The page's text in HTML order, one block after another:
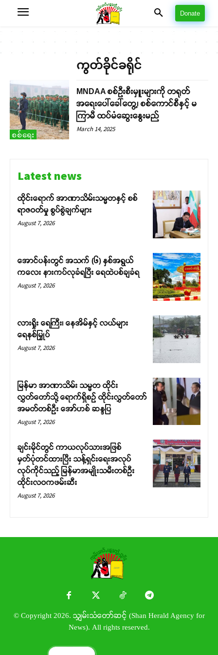
Donate
ကွတ်ခိုင်ခရိုင်
စစ်ရေး
MNDAA စစ်ဦးစီးမှူးများကို တရုတ်
အရေးပေါ်ခေါ်တွေ့၊ စစ်ကောင်စီနှင့် မ
ကြာမီ ထပ်မံဆွေးနွေးမည်
March 14, 2025
Latest news
ထိုင်းရောက် အာဏာသိမ်းသမ္မတနှင့် စစ်
ရာဇဝတ်မှု စွပ်စွဲချက်များ
August 7, 2026
အောင်ပန်းတွင် အသက် (၆) နှစ်အရွယ်
ကလေး နားကပ်လုခံရပြီး ရေထဲပစ်ချခံရ
August 7, 2026
လားရှိုး ရေကြီး၊ နေအိမ်နှင့် လယ်များ
ရေနစ်မြှုပ်
August 7, 2026
မြန်မာ အာဏာသိမ်း သမ္မတ ထိုင်း
လွှတ်တော်သို့ ရောက်ရှိစဉ် ထိုင်းလွှတ်တော်
အမတ်တစ်ဦး အော်ဟစ် ဆန္ဒပြ
August 7, 2026
ချင်းမိုင်တွင် ကာယလုပ်သားအဖြစ်
မှတ်ပုံတင်ထားပြီး သန့်ရှင်းရေးအလုပ်
လုပ်ကိုင်သည့် မြန်မာအမျိုးသမီးတစ်ဦး
ထိုင်းလဝကဖမ်းဆီး
August 7, 2026
© Copyright 2026. သျှမ်းသံတော်ဆင့် (Shan Herald Agency for
News). All rights reserved.